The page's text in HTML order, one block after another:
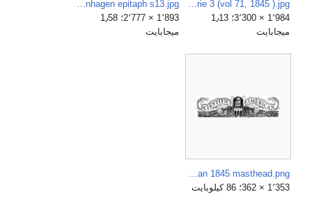
Curtis' - title page serie 3 (vol 71, 1845 ).jpg
1٬984 × 3٬300؛ 1٫13
ميجابايت
Holmens Kirke Copenhagen epitaph s13.jpg
1٬893 × 2٬777؛ 1٫58
ميجابايت
1٬353 × 362؛ 86 كيلوبايت